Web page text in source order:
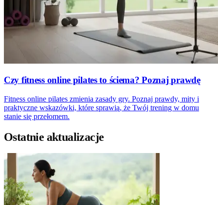
Czy fitness online pilates to ściema? Poznaj prawdę
Fitness online pilates zmienia zasady gry. Poznaj prawdy, mity i
praktyczne wskazówki, które sprawią, że Twój trening w domu
stanie się przełomem.
Ostatnie aktualizacje